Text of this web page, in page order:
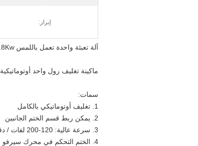
إبراز:
آلة تعبئة واحدة تعمل باللمس 7.8Kw لأنسجة المرحاض Papaer
ماكينة تغليف رول واحد أوتوماتيكية DM- OR-200A
سمات:
1. تغليف أوتوماتيكي بالكامل
2. يمكن ربط قسم الختم الجانبين
3. سرعة عالية: 120-200 لفات / دقيقة
4. الختم التحكم في محرك سيرفو